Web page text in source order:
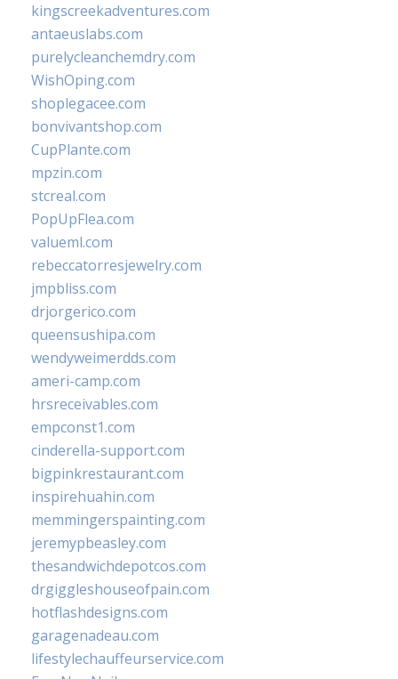
kingscreekadventures.com
antaeuslabs.com
purelycleanchemdry.com
WishOping.com
shoplegacee.com
bonvivantshop.com
CupPlante.com
mpzin.com
stcreal.com
PopUpFlea.com
valueml.com
rebeccatorresjewelry.com
jmpbliss.com
drjorgerico.com
queensushipa.com
wendyweimerdds.com
ameri-camp.com
hrsreceivables.com
empconst1.com
cinderella-support.com
bigpinkrestaurant.com
inspirehuahin.com
memmingerspainting.com
jeremypbeasley.com
thesandwichdepotcos.com
drgiggleshouseofpain.com
hotflashdesigns.com
garagenadeau.com
lifestylechauffeurservice.com